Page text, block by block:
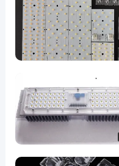
3030
модулем
ПКБ/
приведенными
оптики
3030 под
объектив
2025-
04-18